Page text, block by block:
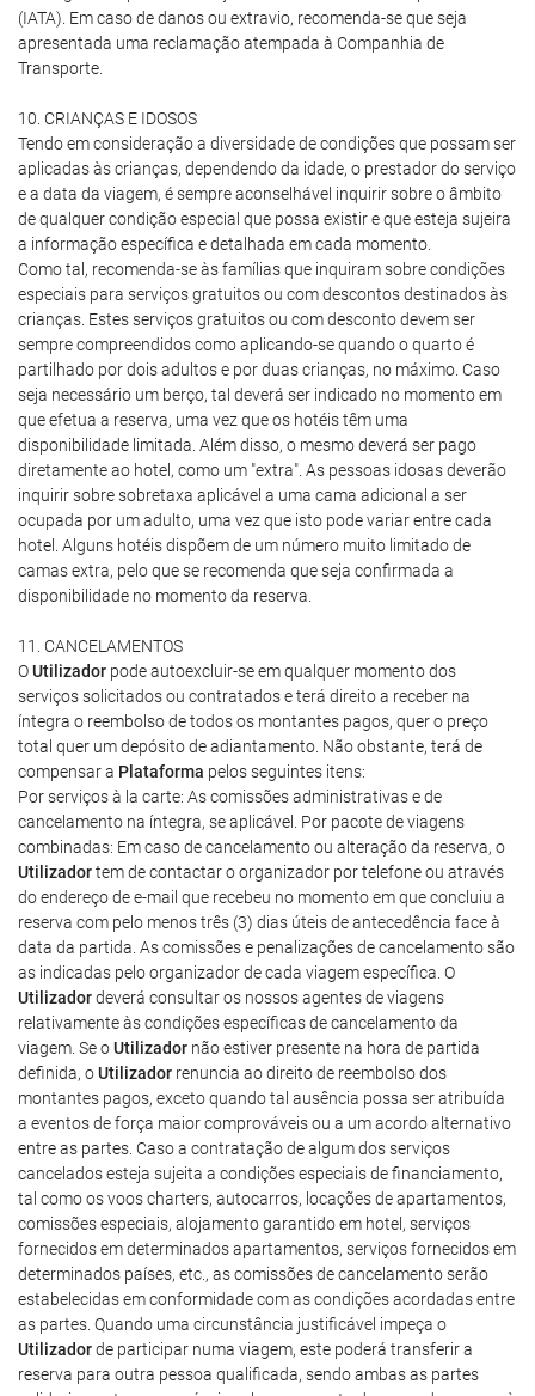
(IATA). Em caso de danos ou extravio, recomenda-se que seja
apresentada uma reclamação atempada à Companhia de
Transporte.
10. CRIANÇAS E IDOSOS
Tendo em consideração a diversidade de condições que possam ser
aplicadas às crianças, dependendo da idade, o prestador do serviço
e a data da viagem, é sempre aconselhável inquirir sobre o âmbito
de qualquer condição especial que possa existir e que esteja sujeira
a informação específica e detalhada em cada momento.
Como tal, recomenda-se às famílias que inquiram sobre condições
especiais para serviços gratuitos ou com descontos destinados às
crianças. Estes serviços gratuitos ou com desconto devem ser
sempre compreendidos como aplicando-se quando o quarto é
partilhado por dois adultos e por duas crianças, no máximo. Caso
seja necessário um berço, tal deverá ser indicado no momento em
que efetua a reserva, uma vez que os hotéis têm uma
disponibilidade limitada. Além disso, o mesmo deverá ser pago
diretamente ao hotel, como um "extra". As pessoas idosas deverão
inquirir sobre sobretaxa aplicável a uma cama adicional a ser
ocupada por um adulto, uma vez que isto pode variar entre cada
hotel. Alguns hotéis dispõem de um número muito limitado de
camas extra, pelo que se recomenda que seja confirmada a
disponibilidade no momento da reserva.
11. CANCELAMENTOS
OUtilizador pode autoexcluir-se em qualquer momento dos
serviços solicitados ou contratados e terá direito a receber na
íntegra o reembolso de todos os montantes pagos, quer o preço
total quer um depósito de adiantamento. Não obstante, terá de
compensar a Plataforma pelos seguintes itens:
Por serviços à la carte: As comissões administrativas e de
cancelamento na íntegra, se aplicável. Por pacote de viagens
combinadas: Em caso de cancelamento ou alteração da reserva, o
Utilizadortem de contactar o organizador por telefone ou através
do endereço de e-mail que recebeu no momento em que concluiu a
reserva com pelo menos três (3) dias úteis de antecedência face à
data da partida. As comissões e penalizações de cancelamento são
as indicadas pelo organizador de cada viagem específica. O
Utilizadordeverá consultar os nossos agentes de viagens
relativamente às condições específicas de cancelamento da
viagem. Se oUtilizador não estiver presente na hora de partida
definida, oUtilizador renuncia ao direito de reembolso dos
montantes pagos, exceto quando tal ausência possa ser atribuída
a eventos de força maior comprováveis ou a um acordo alternativo
entre as partes. Caso a contratação de algum dos serviços
cancelados esteja sujeita a condições especiais de financiamento,
tal como os voos charters, autocarros, locações de apartamentos,
comissões especiais, alojamento garantido em hotel, serviços
fornecidos em determinados apartamentos, serviços fornecidos em
determinados países, etc., as comissões de cancelamento serão
estabelecidas em conformidade com as condições acordadas entre
as partes. Quando uma circunstância justificável impeça o
Utilizadorde participar numa viagem, este poderá transferir a
reserva para outra pessoa qualificada, sendo ambas as partes